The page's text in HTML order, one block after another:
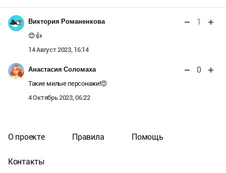
Виктория Романенкова 1
😍👍
14 Август 2023, 16:14
Анастасия Соломаха 0
Такие милые персонажи!😍
4 Октябрь 2023, 06:22
О проекте Правила Помощь
Контакты